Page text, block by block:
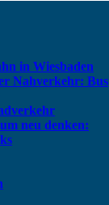
in Wiesbaden
Nahverkehr: Bus
neu denken: